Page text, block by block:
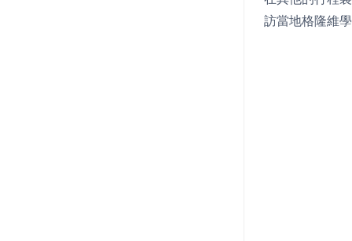
訪當地格隆維